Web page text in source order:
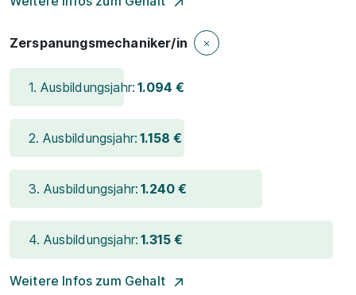
Zerspanungsmechaniker/in
1. Ausbildungsjahr: 1.094 €
2. Ausbildungsjahr: 1.158 €
3. Ausbildungsjahr: 1.240 €
4. Ausbildungsjahr: 1.315 €
Weitere Infos zum Gehalt